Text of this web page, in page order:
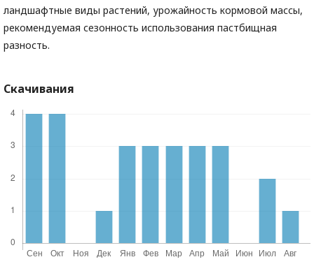
ландшафтные виды растений, урожайность кормовой массы,
рекомендуемая сезонность использования пастбищная
разность.
Скачивания